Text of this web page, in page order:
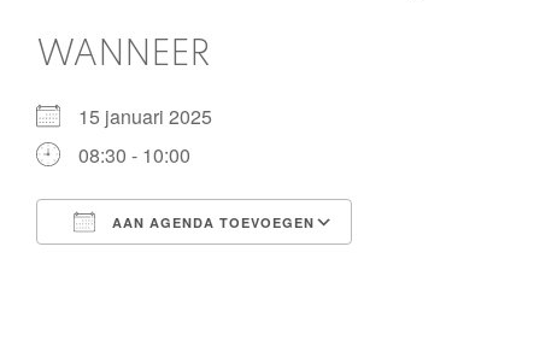
WANNEER
15 januari 2025
08:30 - 10:00
AAN AGENDA TOEVOEGEN